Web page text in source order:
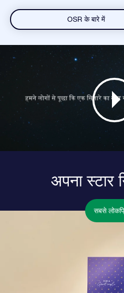
OSR के बारे में
अपना स्टार
सबसे